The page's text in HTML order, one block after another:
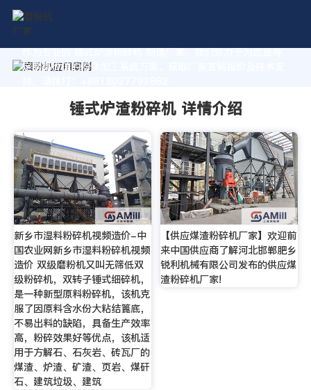
作为专业的 锤式炉渣粉碎机 制造厂家，我们致力于为您量身
定制高价值的粉体加工系统方案。获取厂家直销报价及技术支
锤式炉渣粉碎机 详情介绍
新乡市湿料粉碎机视频造价-中
国农业网新乡市湿料粉碎机视频
造价 双级磨粉机又叫无筛低双
级粉碎机，双转子锤式细碎机，
是一种新型原料粉碎机，该机克
服了因原料含水份大粘结篦底，
不易出料的缺陷，具备生产效率
高，粉碎效果好等优点，该机适
用于方解石、石灰岩、砖瓦厂的
煤渣、炉渣、矿渣、页岩、煤矸
石、建筑垃圾、建筑
【供应煤渣粉碎机厂家】欢迎前
来中国供应商了解河北邯郸肥乡
锐利机械有限公司发布的供应煤
渣粉碎机厂家!